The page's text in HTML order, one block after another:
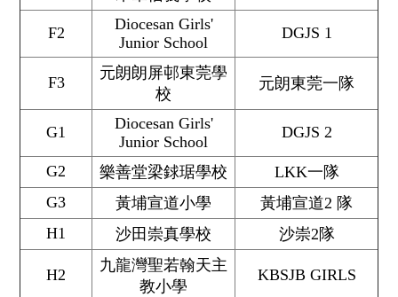
F2
Diocesan Girls'
Junior School
DGJS 1
F3
元朗朗屏邨東莞學
校
元朗東莞一隊
G1
Diocesan Girls'
Junior School
DGJS 2
G2 樂善堂梁銶琚學校
LKK一隊
G3
黃埔宣道小學
黃埔宣道2 隊
H1
沙田崇真學校 沙崇2隊
H2
九龍灣聖若翰天主
教小學
KBSJB GIRLS